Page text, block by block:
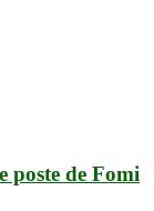
poste de Fomi